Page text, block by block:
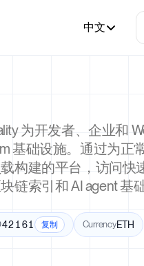
中文
为开发者、企业和
基础设施。通过为正
构建的平台，访问快
链索引和 AI agent 基
42161 复制 CurrencyETH